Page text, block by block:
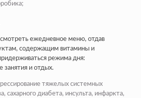
ежедневное меню, отдав
содержащим витамины и
режима дня:
занятия и отдых.
тяжелых системных
сахарного диабета, инсульта, инфаркта,